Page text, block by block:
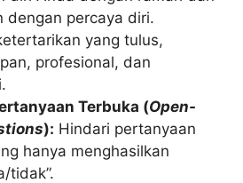
dengan percaya diri.
yang tulus,
profesional, dan
Terbuka (Open-
): Hindari pertanyaan
hanya menghasilkan
tidak”.